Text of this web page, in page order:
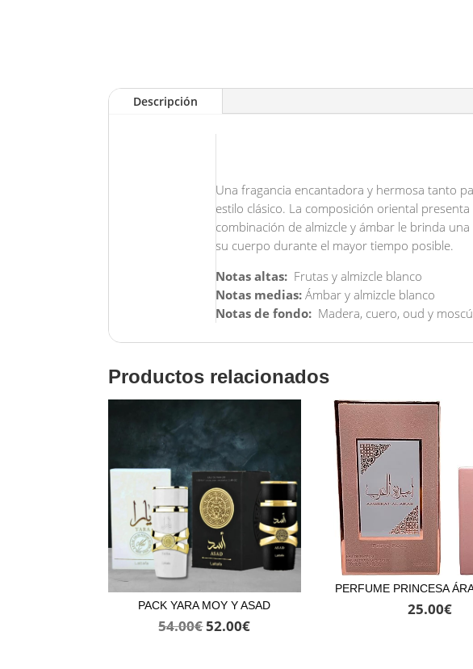
Descripción
Una fragancia encantadora y hermosa tanto
estilo clásico. La composición oriental
combinación de almizcle y ámbar le brinda
su cuerpo durante el mayor tiempo posible.
Notas altas:Frutas y almizcle blanco
Notas medias:Ámbar y almizcle blanco
Notas de fondo:Madera, cuero, oud y moscú
Productos relacionados
PACK YARA MOY Y ASAD
54.00€El
52.00€El
PERFUME PRINCESA
25.00€